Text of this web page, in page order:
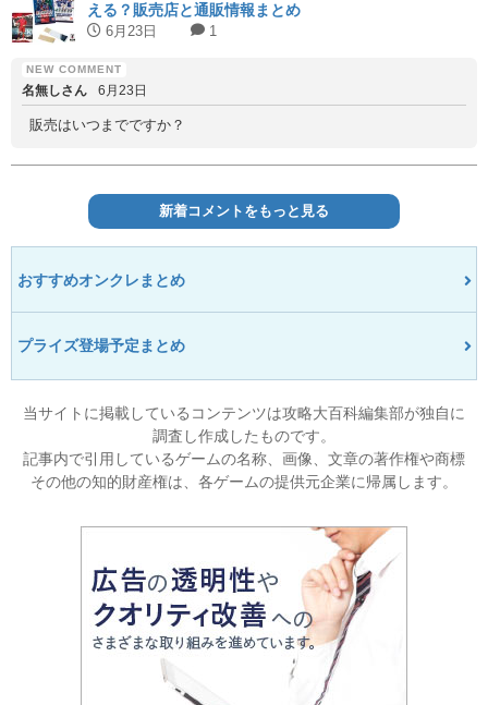
える？販売店と通販情報まとめ
6月23日 1
名無しさん 6月23日
販売はいつまでですか？
新着コメントをもっと見る
おすすめオンクレまとめ
プライズ登場予定まとめ
当サイトに掲載しているコンテンツは攻略大百科編集部が独自に
調査し作成したものです。
記事内で引用しているゲームの名称、画像、文章の著作権や商標
その他の知的財産権は、各ゲームの提供元企業に帰属します。